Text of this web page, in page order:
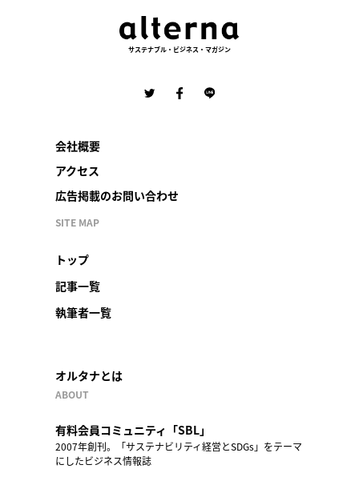
サステナブル・ビジネス・マガジン
会社概要
アクセス
広告掲載のお問い合わせ
SITE MAP
トップ
記事一覧
執筆者一覧
オルタナとは
ABOUT
有料会員コミュニティ「SBL」
2007年創刊。「サステナビリティ経営とSDGs」をテーマ
にしたビジネス情報誌